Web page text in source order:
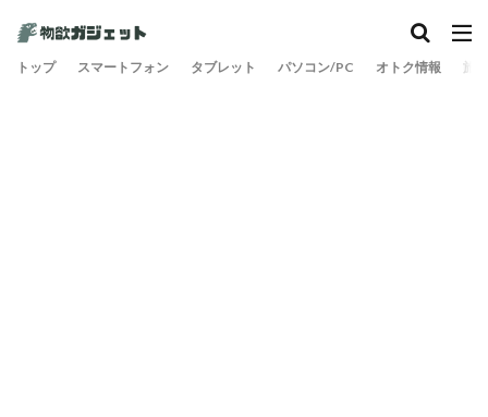
トップ スマートフォン タブレット パソコン/PC オトク情報 旅
カテゴリー